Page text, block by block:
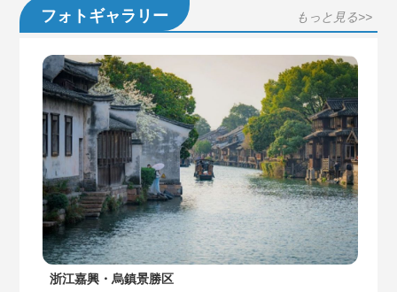
フォトギャラリー もっと見る>>
浙江嘉興・烏鎮景勝区